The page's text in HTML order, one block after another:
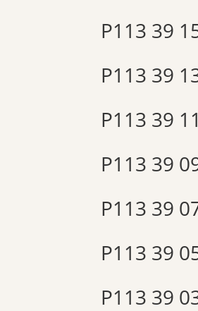
P113 39
P113 39
P113 39 11
P113 39
P113 39
P113 39
P113 39